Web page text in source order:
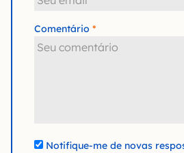
Comentário
Notifique-me de novas